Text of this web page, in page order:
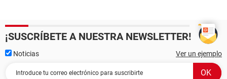
¡SUSCRÍBETE A NUESTRA NEWSLETTER!
Noticias Ver un ejemplo